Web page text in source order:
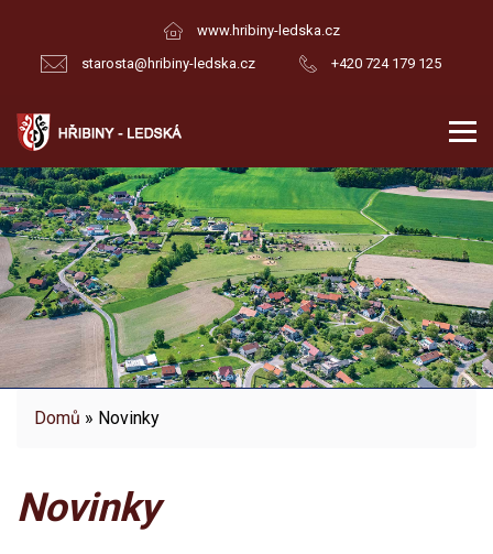
www.hribiny-ledska.cz
starosta@hribiny-ledska.cz
+420 724 179 125
Domů » Novinky
Novinky